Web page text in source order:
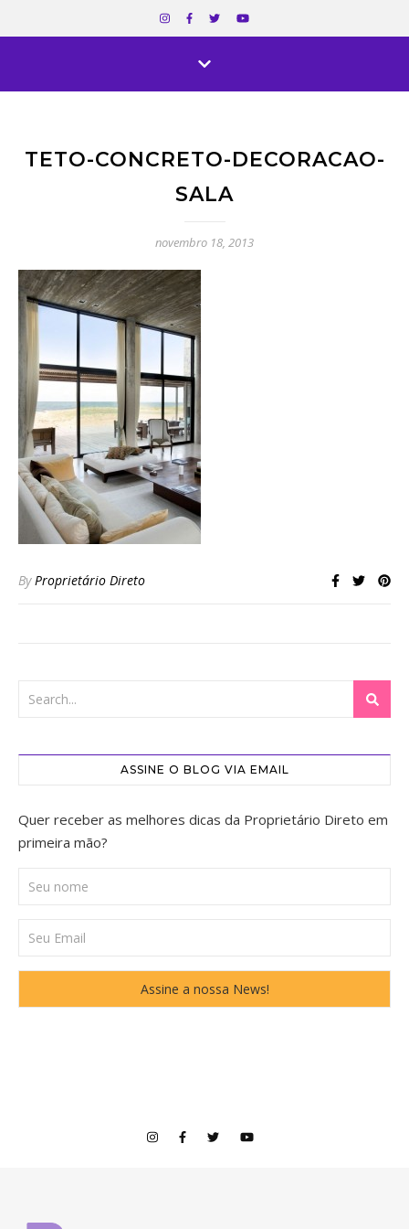
TETO-CONCRETO-DECORACAO-
SALA
novembro 18, 2013
ByProprietário Direto
ASSINE O BLOG VIA EMAIL
Quer receber as melhores dicas da Proprietário Direto em
primeira mão?